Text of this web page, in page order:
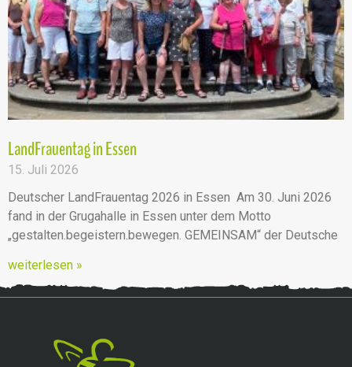
LandFrauentag in Essen
15. Juli 2026
Deutscher LandFrauentag 2026 in Essen Am 30. Juni 2026
fand in der Grugahalle in Essen unter dem Motto
„gestalten.begeistern.bewegen. GEMEINSAM“ der Deutsche
weiterlesen »